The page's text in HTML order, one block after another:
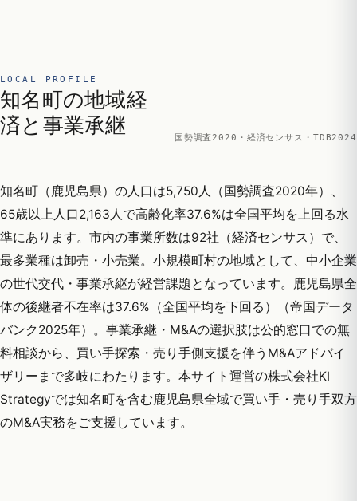
LOCAL PROFILE
知名町の地域経
済と事業承継
国勢調査2020・経済センサス・TDB2024
知名町（鹿児島県）の人口は5,750人（国勢調査2020年）、
65歳以上人口2,163人で高齢化率37.6%は全国平均を上回る水
準にあります。市内の事業所数は92社（経済センサス）で、
最多業種は卸売・小売業。小規模町村の地域として、中小企業
の世代交代・事業承継が経営課題となっています。鹿児島県全
体の後継者不在率は37.6%（全国平均を下回る）（帝国データ
バンク2025年）。事業承継・M&Aの選択肢は公的窓口での無
料相談から、買い手探索・売り手側支援を伴うM&Aアドバイ
ザリーまで多岐にわたります。本サイト運営の株式会社KI
Strategyでは知名町を含む鹿児島県全域で買い手・売り手双方
のM&A実務をご支援しています。